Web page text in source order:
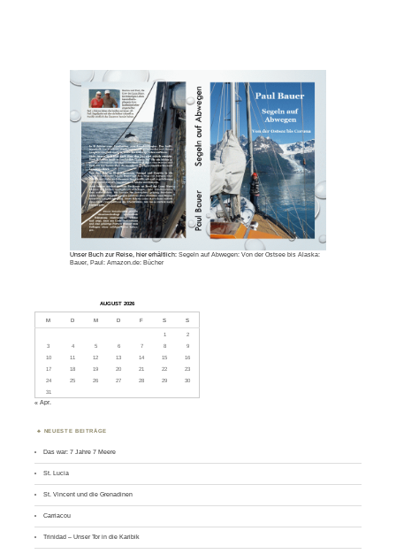
Unser Buch zur Reise, hier erhältlich:Segeln auf Abwegen: Von der Ostsee bis Alaska:
Bauer, Paul: Amazon.de: Bücher
AUGUST 2026
M D M D F S S
1
2
3
4 5 6 7 8
9
10
11 12 13 14 15
16
17
18 19 20 21 22
23
24
25 26 27 28 29
30
31
« Apr.
NEUESTE BEITRÄGE
Das war: 7 Jahre 7 Meere
St. Lucia
St. Vincent und die Grenadinen
Carriacou
Trinidad – Unser Tor in die Karibik